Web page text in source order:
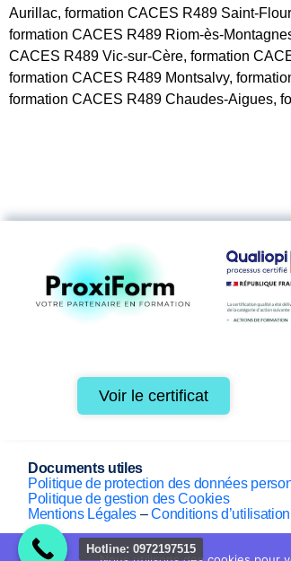
Aurillac, formation CACES R489 Saint-
formation CACES R489 Riom-ès-
CACES R489 Vic-sur-Cère, formation
formation CACES R489 Montsalvy,
formation CACES R489 Chaudes-Aigues,
Voir le certificat
Documents utiles
Politique de protection des données
Politique de gestion des Cookies
Mentions Légales –Conditions d’utilisation
Hotline: 0972197515